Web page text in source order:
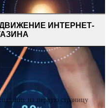
ИНТЕРНЕТ-
на первую страницу